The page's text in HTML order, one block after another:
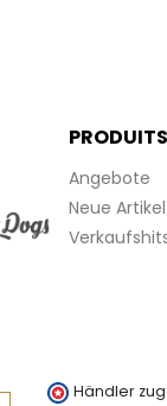
PRODUITS
Angebote
Neue Artikel
Händler